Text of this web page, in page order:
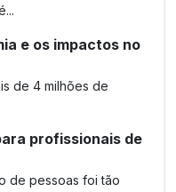
e os impactos no
de 4 milhões de
profissionais de
de pessoas foi tão